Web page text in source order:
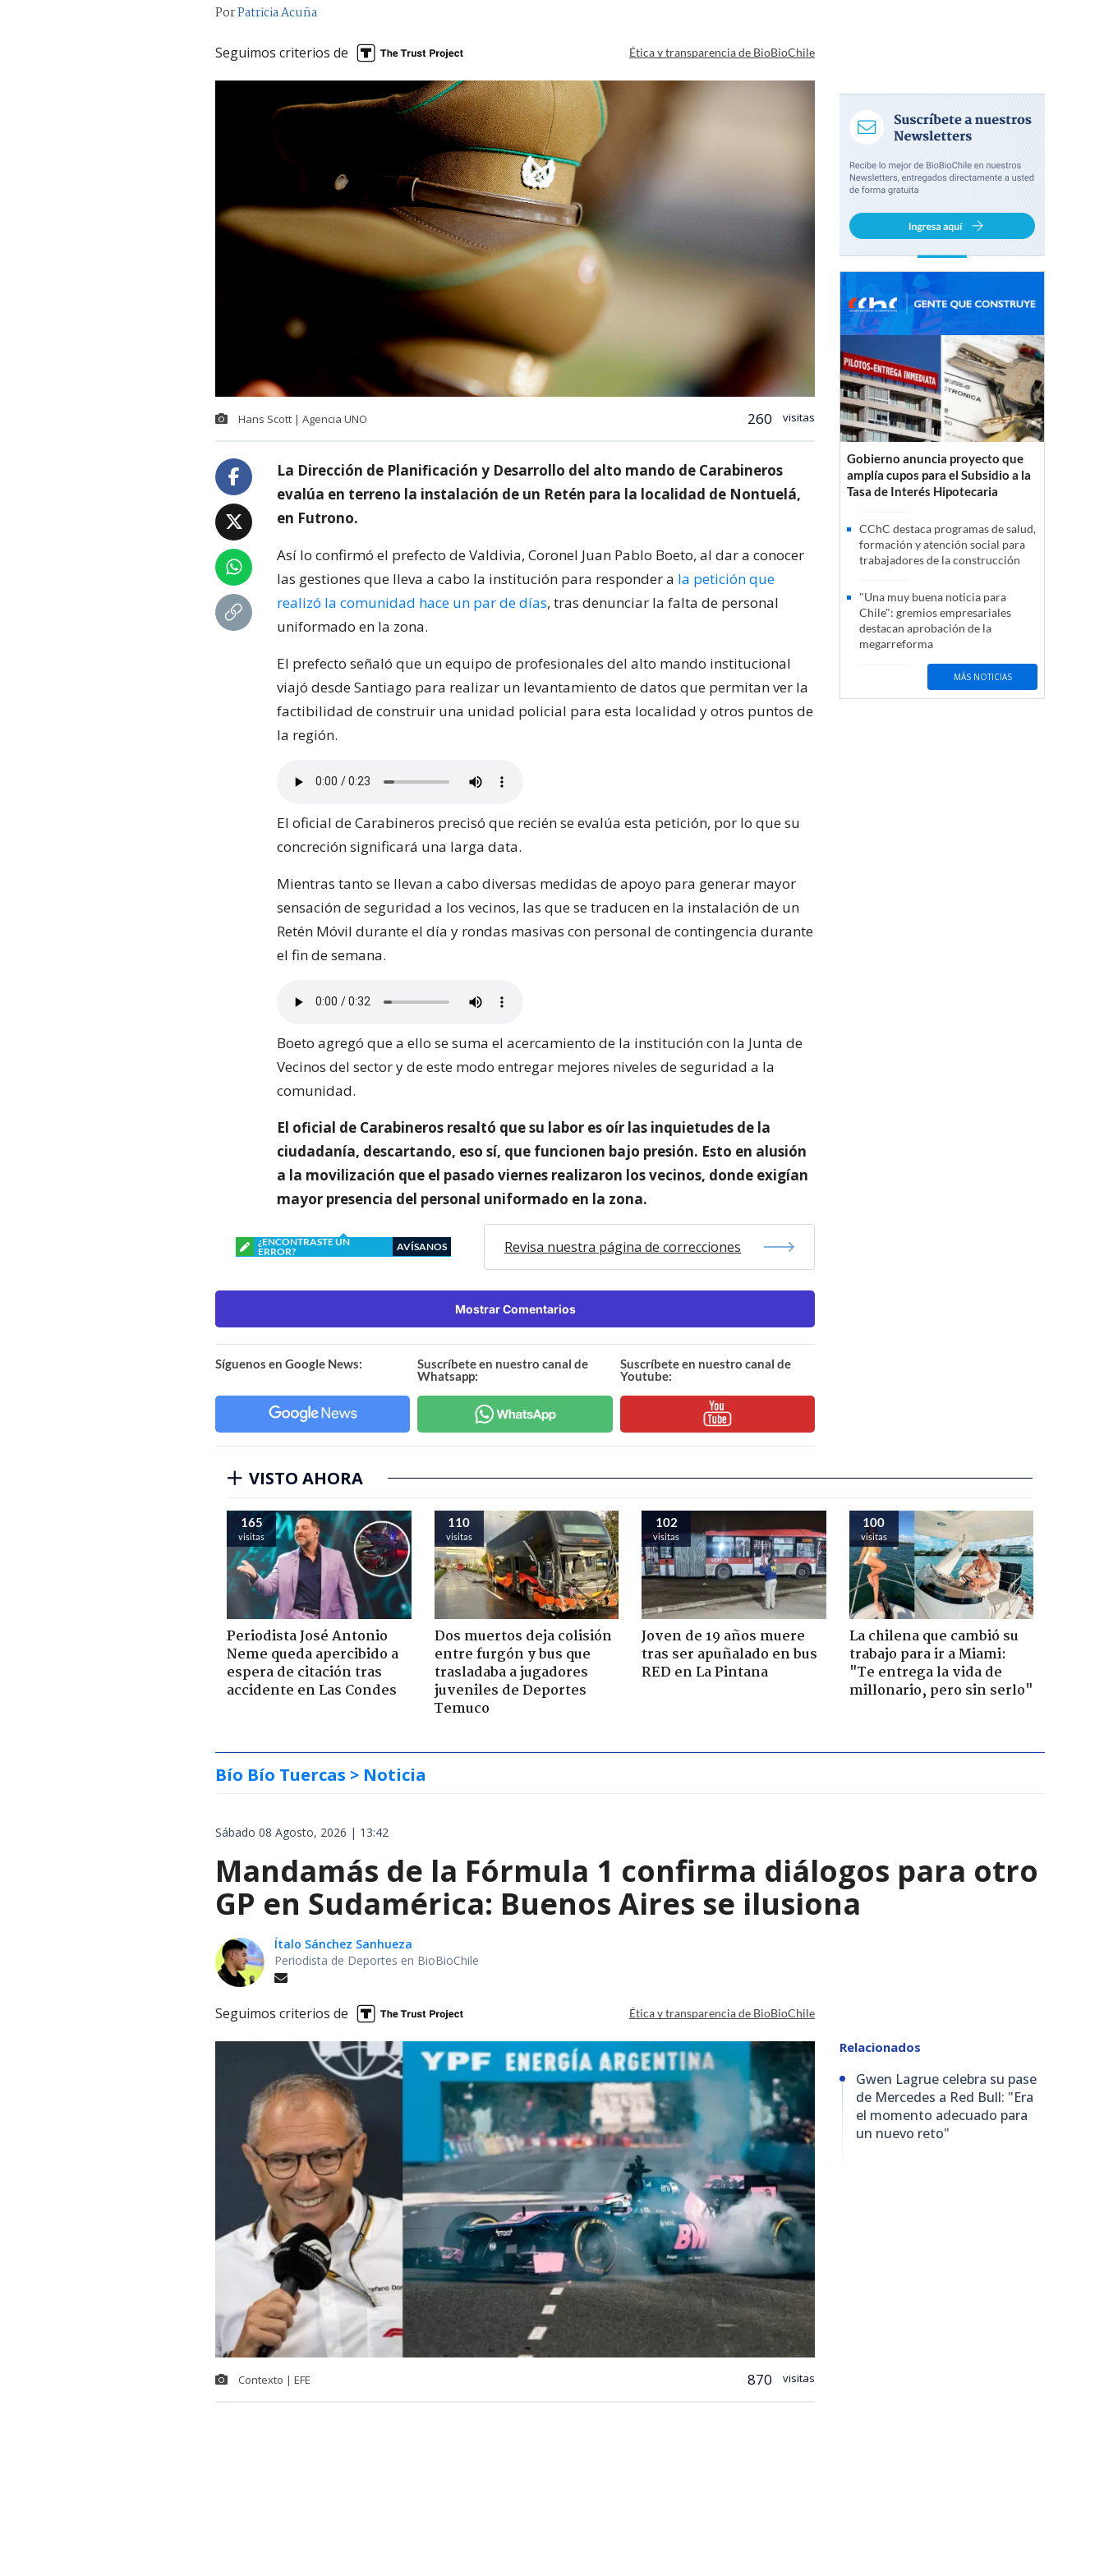
PorPatricia Acuña
Seguimos criterios de Ética y transparencia de BioBioChile
Hans Scott | Agencia UNO 260 visitas
La Dirección de Planificación y Desarrollo del alto mando de Carabineros
evalúa en terreno la instalación de un Retén para la localidad de Nontuelá,
en Futrono.
Así lo confirmó el prefecto de Valdivia, Coronel Juan Pablo Boeto, al dar a conocer
las gestiones que lleva a cabo la institución para responder a la petición que
realizó la comunidad hace un par de días, tras denunciar la falta de personal
uniformado en la zona.
El prefecto señaló que un equipo de profesionales del alto mando institucional
viajó desde Santiago para realizar un levantamiento de datos que permitan ver la
factibilidad de construir una unidad policial para esta localidad y otros puntos de
la región.
El oficial de Carabineros precisó que recién se evalúa esta petición, por lo que su
concreción significará una larga data.
Mientras tanto se llevan a cabo diversas medidas de apoyo para generar mayor
sensación de seguridad a los vecinos, las que se traducen en la instalación de un
Retén Móvil durante el día y rondas masivas con personal de contingencia durante
el fin de semana.
Boeto agregó que a ello se suma el acercamiento de la institución con la Junta de
Vecinos del sector y de este modo entregar mejores niveles de seguridad a la
comunidad.
El oficial de Carabineros resaltó que su labor es oír las inquietudes de la
ciudadanía, descartando, eso sí, que funcionen bajo presión. Esto en alusión
a la movilización que el pasado viernes realizaron los vecinos, donde exigían
mayor presencia del personal uniformado en la zona.
¿ENCONTRASTE UN
ERROR?
AVÍSANOS Revisa nuestra página de correcciones
Mostrar Comentarios
Síguenos en Google News:
Suscríbete en nuestro canal de
Whatsapp:
Suscríbete en nuestro canal de
Youtube:
Gobierno anuncia proyecto que
amplía cupos para el Subsidio a la
Tasa de Interés Hipotecaria
CChC destaca programas de salud,
formación y atención social para
trabajadores de la construcción
"Una muy buena noticia para
Chile": gremios empresariales
destacan aprobación de la
megarreforma
MÁS NOTICIAS
VISTO AHORA
165
visitas
Periodista José Antonio
Neme queda apercibido a
espera de citación tras
accidente en Las Condes
110
visitas
Dos muertos deja colisión
entre furgón y bus que
trasladaba a jugadores
juveniles de Deportes
Temuco
102
visitas
Joven de 19 años muere
tras ser apuñalado en bus
RED en La Pintana
100
visitas
La chilena que cambió su
trabajo para ir a Miami:
"Te entrega la vida de
millonario, pero sin serlo"
Bío Bío Tuercas > Noticia
Sábado 08 Agosto, 2026 | 13:42
Mandamás de la Fórmula 1 confirma diálogos para otro
GP en Sudamérica: Buenos Aires se ilusiona
Ítalo Sánchez Sanhueza
Periodista de Deportes en BioBioChile
Seguimos criterios de Ética y transparencia de BioBioChile
Contexto | EFE 870 visitas
Relacionados
Gwen Lagrue celebra su pase
de Mercedes a Red Bull: "Era
el momento adecuado para
un nuevo reto"